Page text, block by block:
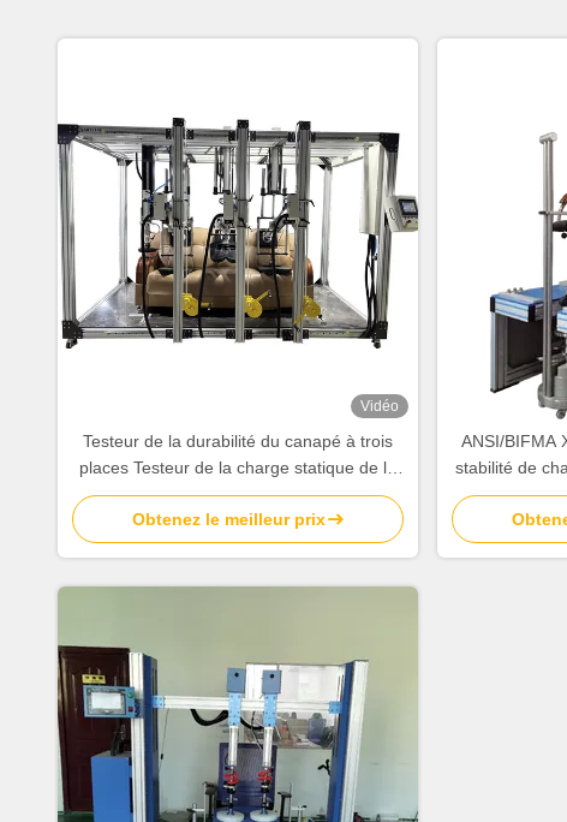
Vidéo
Testeur de la durabilité du canapé à trois
places Testeur de la charge statique de la
chaise Testeur de la charge statique
Testeur universel de la machine de test EN
1728 EN12520
Obtenez le meilleur prix
ANSI/BIFMA
stabilité de
test